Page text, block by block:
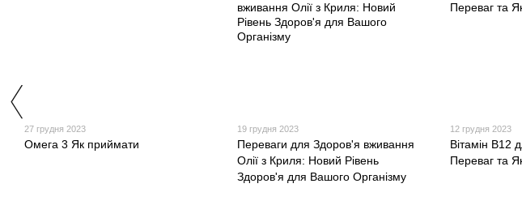
27 грудня 2023
Омега 3 Як приймати
19 грудня 2023
Переваги для Здоров'я вживання
Олії з Криля: Новий Рівень
Здоров'я для Вашого Організму
12 грудня 2023
Вітамін B12
Переваг та